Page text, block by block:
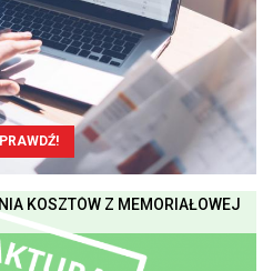
KOSZTÓW Z MEMORIAŁOWEJ